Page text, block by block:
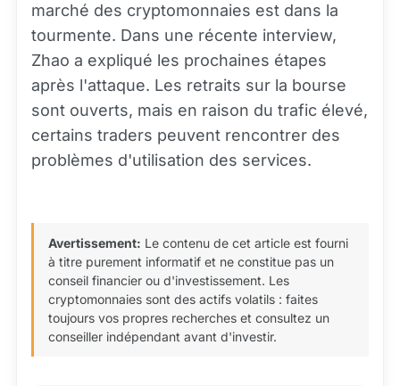
marché des cryptomonnaies est dans la
tourmente. Dans une récente interview,
Zhao a expliqué les prochaines étapes
après l'attaque. Les retraits sur la bourse
sont ouverts, mais en raison du trafic élevé,
certains traders peuvent rencontrer des
problèmes d'utilisation des services.
Avertissement: Le contenu de cet article est fourni
à titre purement informatif et ne constitue pas un
conseil financier ou d'investissement. Les
cryptomonnaies sont des actifs volatils : faites
toujours vos propres recherches et consultez un
conseiller indépendant avant d'investir.